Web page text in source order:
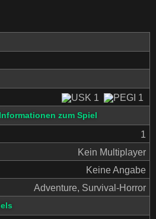
Informationen zum Spiel
1
Kein Multiplayer
Keine Angabe
Adventure, Survival-Horror